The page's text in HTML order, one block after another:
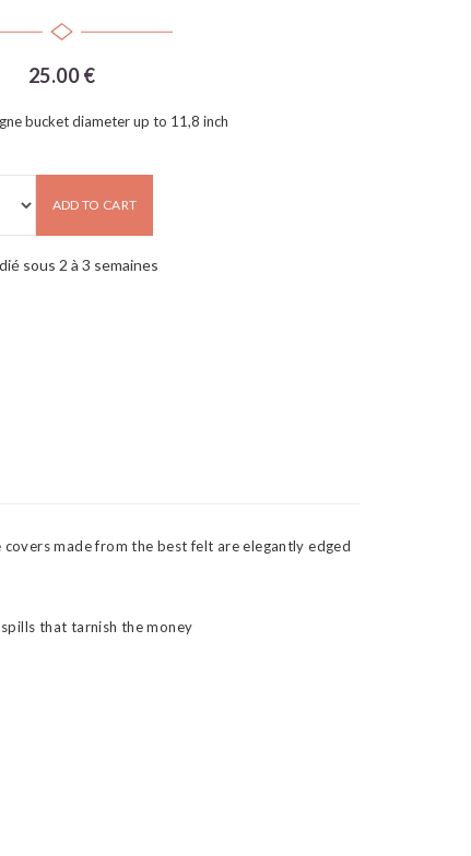
25.00 €
bucket diameter up to 11,8 inch
ADD TO CART
sous 2 à 3 semaines
made from the best felt are elegantly edged
that tarnish the money